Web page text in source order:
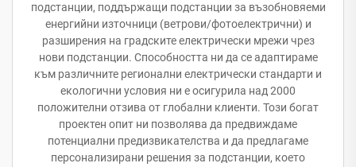
подстанции, поддържащи подстанции за възобновяеми
енергийни източници (ветрови/фотоелектрични) и
разширения на градските електрически мрежи чрез
нови подстанции. Способността ни да се адаптираме
към различните регионални електрически стандарти и
екологични условия ни е осигурила над 2000
положителни отзива от глобални клиенти. Този богат
проектен опит ни позволява да предвиждаме
потенциални предизвикателства и да предлагаме
персонализирани решения за подстанции, което